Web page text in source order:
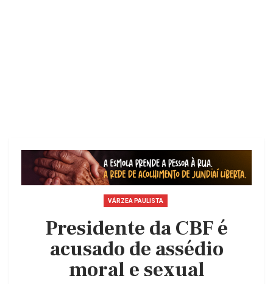
VÁRZEA PAULISTA
Presidente da CBF é
acusado de assédio
moral e sexual